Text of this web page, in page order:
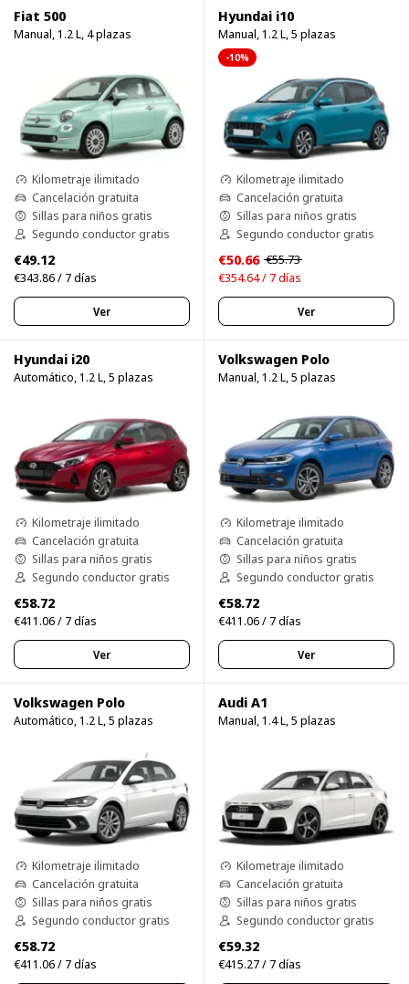
Fiat 500
Manual, 1.2 L, 4 plazas
Kilometraje ilimitado
Cancelación gratuita
Sillas para niños gratis
Segundo conductor gratis
€49.12
€343.86 / 7 días
Ver
Hyundai i10
Manual, 1.2 L, 5 plazas
-10%
Kilometraje ilimitado
Cancelación gratuita
Sillas para niños gratis
Segundo conductor gratis
€50.66 €55.73
€354.64 / 7 días
Ver
Hyundai i20
Automático, 1.2 L, 5 plazas
Kilometraje ilimitado
Cancelación gratuita
Sillas para niños gratis
Segundo conductor gratis
€58.72
€411.06 / 7 días
Ver
Volkswagen Polo
Manual, 1.2 L, 5 plazas
Kilometraje ilimitado
Cancelación gratuita
Sillas para niños gratis
Segundo conductor gratis
€58.72
€411.06 / 7 días
Ver
Volkswagen Polo
Automático, 1.2 L, 5 plazas
Kilometraje ilimitado
Cancelación gratuita
Sillas para niños gratis
Segundo conductor gratis
€58.72
€411.06 / 7 días
Audi A1
Manual, 1.4 L, 5 plazas
Kilometraje ilimitado
Cancelación gratuita
Sillas para niños gratis
Segundo conductor gratis
€59.32
€415.27 / 7 días